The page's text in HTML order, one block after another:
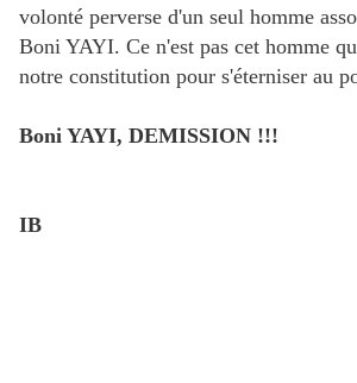
volonté perverse d'un seul homme
Boni YAYI. Ce n'est pas cet homme
notre constitution pour s'éterniser au
Boni YAYI, DEMISSION !!!
IB